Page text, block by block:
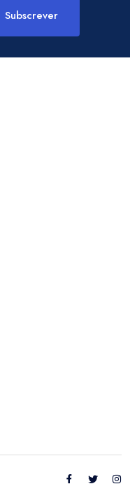
Localidade
Subscrever